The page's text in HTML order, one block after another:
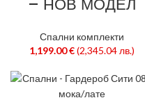
– НОВ МОДЕЛ
Спални комплекти
1,199.00€ (2,345.04 лв.)